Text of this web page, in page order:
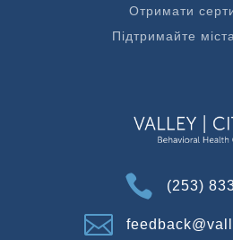
Отримати
Підтримайте
 (253)
